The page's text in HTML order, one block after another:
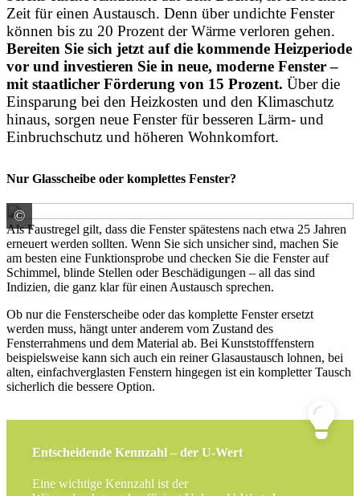
Zeit für einen Austausch. Denn über undichte Fenster
können bis zu 20 Prozent der Wärme verloren gehen.
Bereiten Sie sich jetzt auf die kommende Heizperiode
vor und investieren Sie in neue, moderne Fenster –
mit staatlicher Förderung von 15 Prozent. Über die
Einsparung bei den Heizkosten und den Klimaschutz
hinaus, sorgen neue Fenster für besseren Lärm- und
Einbruchschutz und höheren Wohnkomfort.
Nur Glasscheibe oder komplettes Fenster?
©
© W PRODUCTION / adobe.stock.com
Als Faustregel gilt, dass die Fenster spätestens nach etwa 25 Jahren
erneuert werden sollten. Wenn Sie sich unsicher sind, machen Sie
am besten eine Funktionsprobe und checken Sie die Fenster auf
Schimmel, blinde Stellen oder Beschädigungen – all das sind
Indizien, die ganz klar für einen Austausch sprechen.
Ob nur die Fensterscheibe oder das komplette Fenster ersetzt
werden muss, hängt unter anderem vom Zustand des
Fensterrahmens und dem Material ab. Bei Kunststofffenstern
beispielsweise kann sich auch ein reiner Glasaustausch lohnen, bei
alten, einfachverglasten Fenstern hingegen ist ein kompletter Tausch
sicherlich die bessere Option.
Entscheidende Kennzahl – der U-Wert
Eine wichtige Kennzahl ist der